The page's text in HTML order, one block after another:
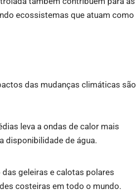
ecossistemas que atuam como
das mudanças climáticas são
leva a ondas de calor mais
disponibilidade de água.
geleiras e calotas polares
costeiras em todo o mundo.